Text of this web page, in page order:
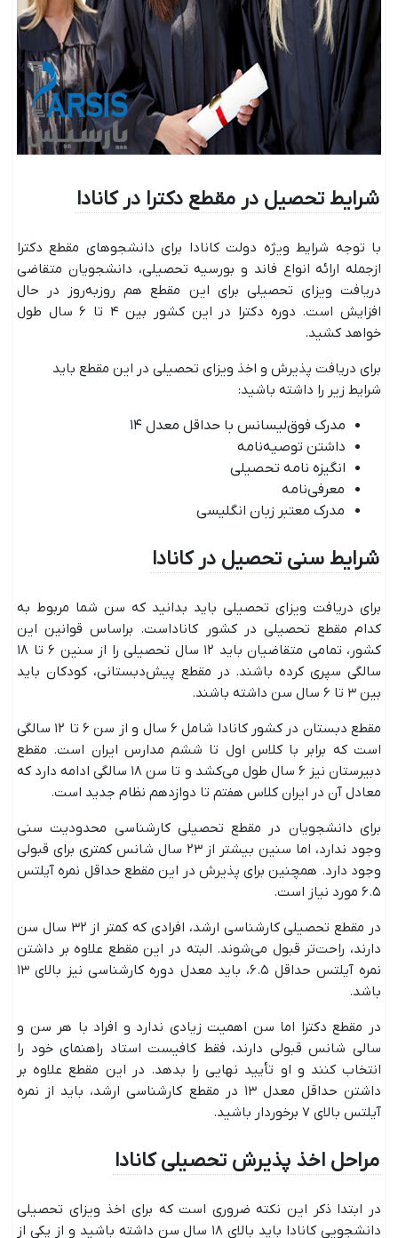
شرایط تحصیل در مقطع دکترا در کانادا
با توجه شرایط ویژه دولت کانادا برای دانشجوهای مقطع دکترا
ازجمله ارائه انواع فاند و بورسیه تحصیلی، دانشجویان متقاضی
دریافت ویزای تحصیلی برای این مقطع هم روزبه‌روز در حال
افزایش است. دوره دکترا در این کشور بین ۴ تا ۶ سال طول
خواهد کشید.
برای دریافت پذیرش و اخذ ویزای تحصیلی در این مقطع باید
شرایط زیر را داشته باشید:
مدرک فوق‌لیسانس با حداقل معدل ۱۴
داشتن توصیه‌نامه
انگیزه نامه تحصیلی
معرفی‌نامه
مدرک معتبر زبان انگلیسی
شرایط سنی تحصیل در کانادا
برای دریافت ویزای تحصیلی باید بدانید که سن شما مربوط به
کدام مقطع تحصیلی در کشور کاناداست. براساس قوانین این
کشور، تمامی متقاضیان باید ۱۲ سال تحصیلی را از سنین ۶ تا ۱۸
سالگی سپری کرده باشند. در مقطع پیش‌دبستانی، کودکان باید
بین ۳ تا ۶ سال سن داشته باشند.
مقطع دبستان در کشور کانادا شامل ۶ سال و از سن ۶ تا ۱۲ سالگی
است که برابر با کلاس اول تا ششم مدارس ایران است. مقطع
دبیرستان نیز ۶ سال طول می‌کشد و تا سن ۱۸ سالگی ادامه دارد که
معادل آن در ایران کلاس هفتم تا دوازدهم نظام جدید است.
برای دانشجویان در مقطع تحصیلی کارشناسی محدودیت سنی
وجود ندارد، اما سنین بیشتر از ۲۳ سال شانس کمتری برای قبولی
وجود دارد. همچنین برای پذیرش در این مقطع حداقل نمره آیلتس
۶.۵ مورد نیاز است.
در مقطع تحصیلی کارشناسی ارشد، افرادی که کمتر از ۳۲ سال سن
دارند، راحت‌تر قبول می‌شوند. البته در این مقطع علاوه بر داشتن
نمره آیلتس حداقل ۶.۵، باید معدل دوره کارشناسی نیز بالای ۱۳
باشد.
در مقطع دکترا اما سن اهمیت زیادی ندارد و افراد با هر سن و
سالی شانس قبولی دارند، فقط کافیست استاد راهنمای خود را
انتخاب کنند و او تأیید نهایی را بدهد. در این مقطع علاوه بر
داشتن حداقل معدل ۱۳ در مقطع کارشناسی ارشد، باید از نمره‌
آیلتس بالای ۷ برخوردار باشید.
مراحل اخذ پذیرش تحصیلی کانادا
در ابتدا ذکر این نکته ضروری است که برای اخذ ویزای تحصیلی
دانشجویی کانادا باید بالای ۱۸ سال سن داشته باشید و از یکی از